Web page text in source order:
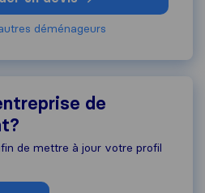
déménageurs
de
de mettre à jour votre profil